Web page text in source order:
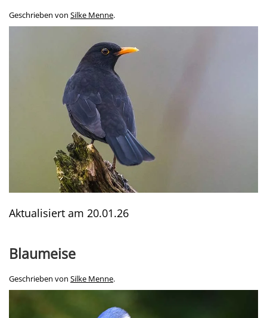
Geschrieben von Silke Menne.
Aktualisiert am 20.01.26
Blaumeise
Geschrieben von Silke Menne.